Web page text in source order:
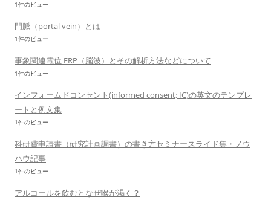
1件のビュー
門脈（portal vein）とは
1件のビュー
事象関連電位 ERP（脳波）とその解析方法などについて
1件のビュー
インフォームドコンセント(informed consent; IC)の英文のテンプレ
ートと例文集
1件のビュー
科研費申請書（研究計画調書）の書き方セミナースライド集・ノウ
ハウ記事
1件のビュー
アルコールを飲むとなぜ喉が渇く？